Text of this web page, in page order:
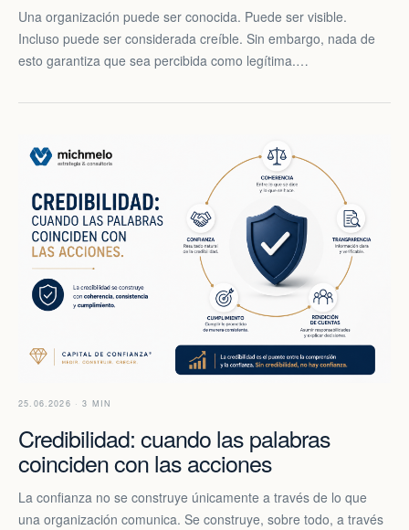
Una organización puede ser conocida. Puede ser visible.
Incluso puede ser considerada creíble. Sin embargo, nada de
esto garantiza que sea percibida como legítima.…
25.06.2026 · 3 MIN
Credibilidad: cuando las palabras
coinciden con las acciones
La confianza no se construye únicamente a través de lo que
una organización comunica. Se construye, sobre todo, a través